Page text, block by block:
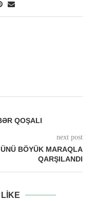
QOŞALI
next post
BÖYÜK MARAQLA
QARŞILANDI